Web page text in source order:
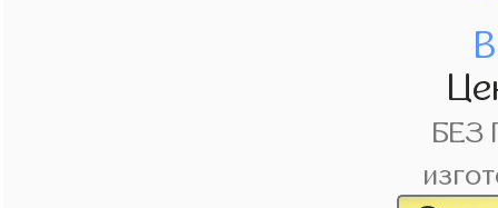
БЕЗ